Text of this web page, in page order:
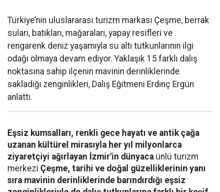
Türkiye’nin uluslararası turizm markası Çeşme, berrak
suları, batıkları, mağaraları, yapay resifleri ve
rengarenk deniz yaşamıyla su altı tutkunlarının ilgi
odağı olmaya devam ediyor. Yaklaşık 15 farklı dalış
noktasına sahip ilçenin mavinin derinliklerinde
sakladığı zenginlikleri, Dalış Eğitmeni Erdinç Ergün
anlattı.
Eşsiz kumsalları, renkli gece hayatı ve antik çağa
uzanan kültürel mirasıyla her yıl milyonlarca
ziyaretçiyi ağırlayan İzmir'in dünyaca ünlü turizm
merkezi Çeşme, tarihi ve doğal güzelliklerinin yanı
sıra mavinin derinliklerinde barındırdığı eşsiz